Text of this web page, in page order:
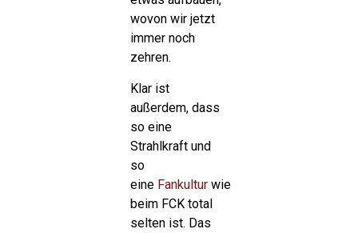
wovon wir jetzt
immer noch
zehren.
Klar ist
außerdem, dass
so eine
Strahlkraft und
so
eine Fankulturwie
beim FCK total
selten ist. Das